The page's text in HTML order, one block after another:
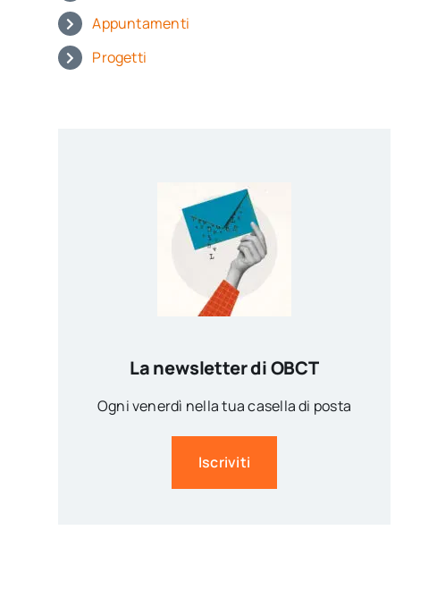
Appuntamenti
Progetti
La newsletter di OBCT
Ogni venerdì nella tua casella di posta
Iscriviti